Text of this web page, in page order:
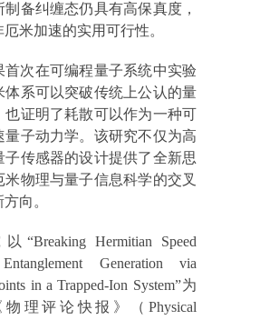
备纠缠态仍具有高保真度，
米加速的实用可行性。
首次在可编程量子系统中实验
体系可以突破传统上公认的量
证明了耗散可以作为一种可
量子动力学。该研究不仅为高
子传感器的设计提供了全新思
米物理与量子信息科学的交叉
向。
“Breaking Hermitian Speed
Generation via
in a Trapped-Ion System”为
理评论快报》（Physical